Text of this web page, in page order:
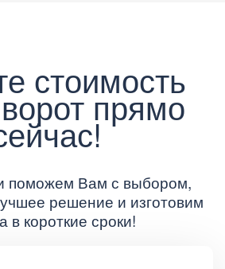
стоимость
прямо
поможем Вам с выбором,
решение и изготовим
в короткие сроки!